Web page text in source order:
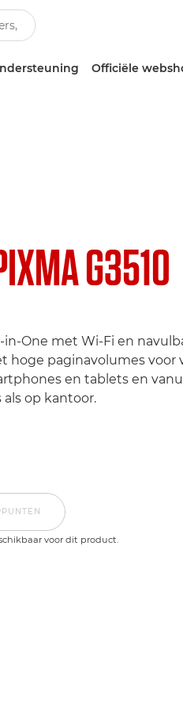
Officiële
G3510
in-One met Wi-Fi en
hoge paginavolumes voor
en tablets en
op kantoor.
voor dit product.